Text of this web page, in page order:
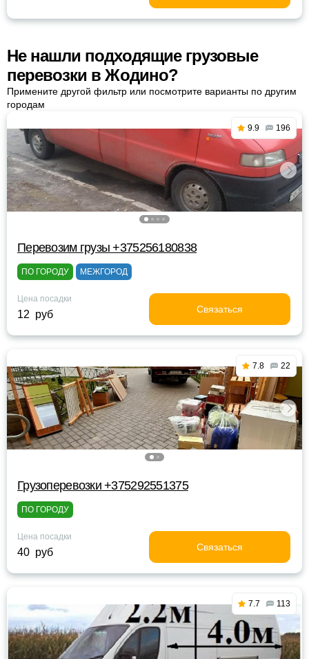
Не нашли подходящие грузовые
перевозки в Жодино?
Примените другой фильтр или посмотрите варианты по другим
городам
9.9 196
Перевозим грузы +375256180838
ПО ГОРОДУ МЕЖГОРОД
Цена посадки
12 руб Связаться
7.8 22
Грузоперевозки +375292551375
ПО ГОРОДУ
Цена посадки
40 руб Связаться
7.7 113